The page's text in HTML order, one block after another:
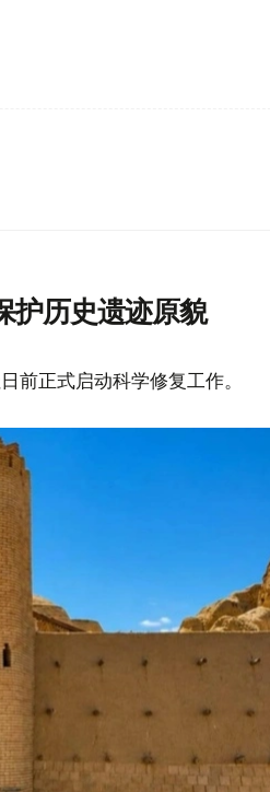
护历史遗迹原貌
前正式启动科学修复工作。